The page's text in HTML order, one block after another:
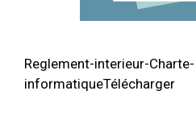
Reglement-interieur-Charte-
informatiqueTélécharger